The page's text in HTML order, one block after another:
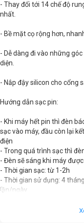
- Thay đổi tới 14 chế độ
nhất.
- Bề mặt cọ rộng hơn,
- Dễ dàng đi vào những
diện.
- Nắp đậy silicon cho cổng
Hướng dẫn sạc pin:
- Khi máy hết pin thì đèn
sạc vào máy, đầu còn lại
điện
- Trong quá trình sạc thì
- Đèn sẽ sáng khi máy
- Thời gian sạc: từ 1-2h
- Thời gian sử dụng: 4
lần/ngày.
Để bảo vệ tuổi thọ pin và